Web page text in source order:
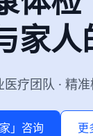
家人
疗团队 · 精
」咨询 更